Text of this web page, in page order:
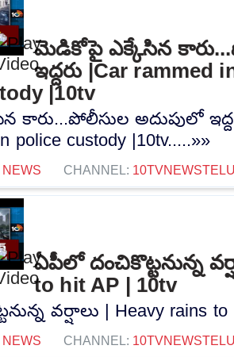
మెడికోపై ఎక్కేసిన
ఇద్దరు |Car rammed
|10tv
కారు...పోలీసుల అదుపులో
police custody |10tv.....»»
NEWS CHANNEL:
ఏపీలో దంచికొట్టనున్న
to hit AP | 10tv
వర్షాలు | Heavy rains to
NEWS CHANNEL: